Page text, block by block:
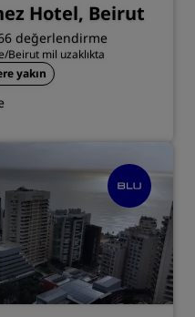
Hotel, Beirut
değerlendirme
Beirut mil uzaklıkta
yakın